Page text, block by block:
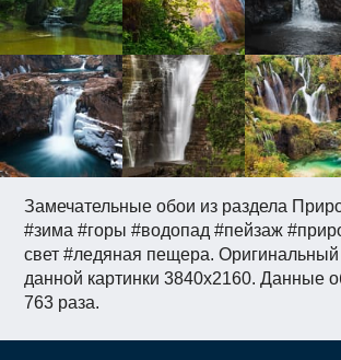
Замечательные обои из раздела
#зима #горы #водопад #пейзаж
свет #ледяная пещера.
данной картинки 3840x2160. Данные
763 раза.